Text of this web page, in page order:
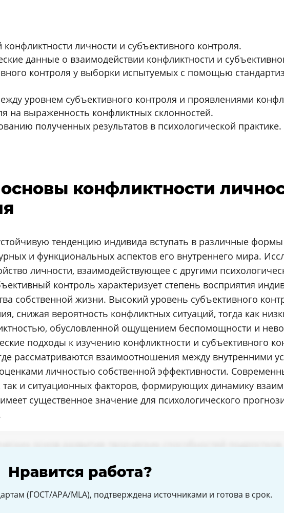
личности и субъективного контроля.
данные о взаимодействии конфликтности и
контроля у выборки испытуемых с помощью
уровнем субъективного контроля и проявлениями
на выраженность конфликтных склонностей.
полученных результатов в психологической практике.
основы конфликтности
тенденцию индивида вступать в различные
и функциональных аспектов его внутреннего мира.
личности, взаимодействующее с другими
контроль характеризует степень восприятия
собственной жизни. Высокий уровень субъективного
снижая вероятность конфликтных ситуаций, тогда как
обусловленной ощущением беспомощности и
подходы к изучению конфликтности и субъективного
рассматриваются взаимоотношения между внутренними
личностью собственной эффективности.
и ситуационных факторов, формирующих динамику
существенное значение для психологического
Нравится работа?
(ГОСТ/APA/MLA), подтверждена источниками и готова в срок.